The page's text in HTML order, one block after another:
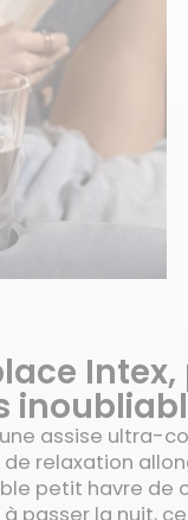
assise ultra-
relaxation
petit havre de